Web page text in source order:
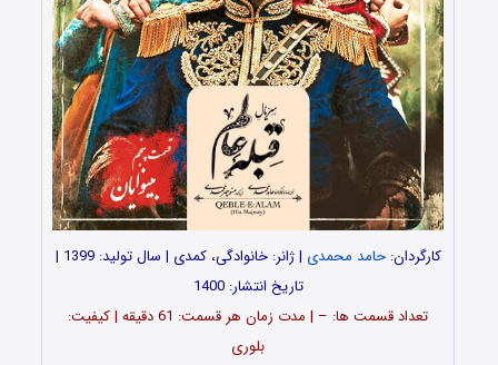
کارگردان:حامد محمدی
| ژانر: خانوادگی، کمدی | سال تولید: 1399 |
تاریخ انتشار: 1400
تعداد قسمت ها: – | مدت زمان هر قسمت: 61 دقیقه | کیفیت:
بلوری